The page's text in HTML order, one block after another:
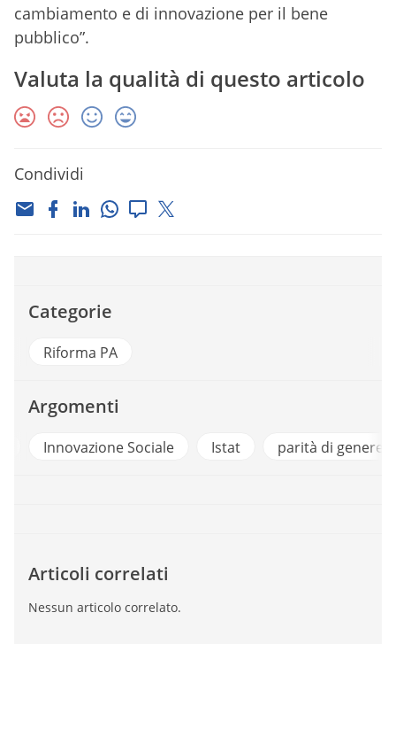
cambiamento e di innovazione per il bene
pubblico”.
Valuta la qualità di questo articolo
Condividi
Categorie
Riforma PA
Argomenti
Innovazione Sociale Istat parità di genere
Articoli correlati
Nessun articolo correlato.